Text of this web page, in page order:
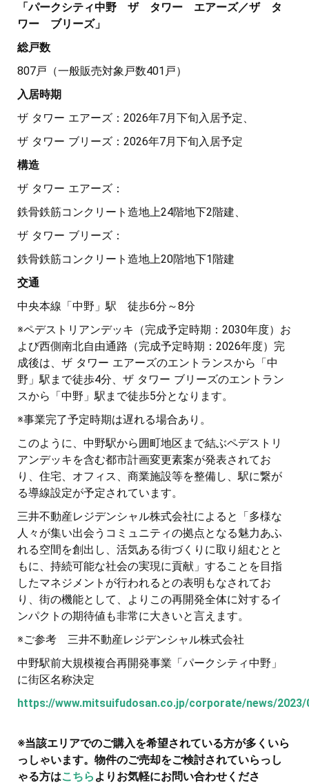
「パークシティ中野 ザ タワー エアーズ／ザ タ
ワー ブリーズ」
総戸数
807戸（一般販売対象戸数401戸）
入居時期
ザ タワー エアーズ：2026年7月下旬入居予定、
ザ タワー ブリーズ：2026年7月下旬入居予定
構造
ザ タワー エアーズ：
鉄骨鉄筋コンクリート造地上24階地下2階建、
ザ タワー ブリーズ：
鉄骨鉄筋コンクリート造地上20階地下1階建
交通
中央本線「中野」駅 徒歩6分～8分
※ペデストリアンデッキ（完成予定時期：2030年度）お
よび西側南北自由通路（完成予定時期：2026年度）完
成後は、ザ タワー エアーズのエントランスから「中
野」駅まで徒歩4分、ザ タワー ブリーズのエントラン
スから「中野」駅まで徒歩5分となります。
※事業完了予定時期は遅れる場合あり。
このように、中野駅から囲町地区まで結ぶペデストリ
アンデッキを含む都市計画変更素案が発表されてお
り、住宅、オフィス、商業施設等を整備し、駅に繋が
る導線設定が予定されています。
三井不動産レジデンシャル株式会社によると「多様な
人々が集い出会うコミュニティの拠点となる魅力あふ
れる空間を創出し、活気ある街づくりに取り組むとと
もに、持続可能な社会の実現に貢献」することを目指
したマネジメントが行われるとの表明もなされてお
り、街の機能として、よりこの再開発全体に対するイ
ンパクトの期待値も非常に大きいと言えます。
※ご参考 三井不動産レジデンシャル株式会社
中野駅前大規模複合再開発事業「パークシティ中野」
に街区名称決定
https://www.mitsuifudosan.co.jp/corporate/news/2023/
※当該エリアでのご購入を希望されている方が多くいら
っしゃいます。物件のご売却をご検討されていらっし
ゃる方はこちら よりお気軽にお問い合わせくださ